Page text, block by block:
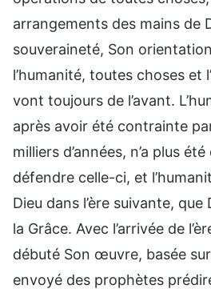
arrangements des mains de
souveraineté, Son
l’humanité, toutes choses et
vont toujours de l’avant.
après avoir été contrainte
milliers d’années, n’a plus
défendre celle-ci, et
Dieu dans l’ère suivante, que
la Grâce. Avec l’arrivée de
débuté Son œuvre, basée
envoyé des prophètes